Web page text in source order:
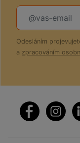
Odesláním
a zpracováním